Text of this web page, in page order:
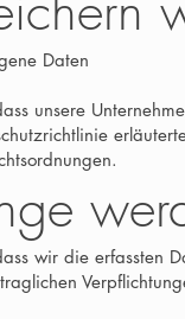
Daten
unsere
wir die erfassten